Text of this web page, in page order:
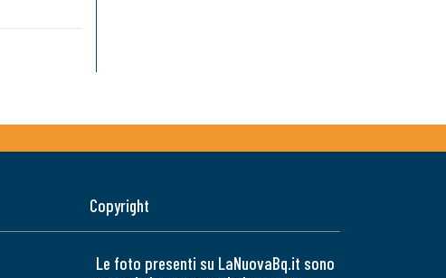
Copyright
Le foto presenti su LaNuovaBq.it sono